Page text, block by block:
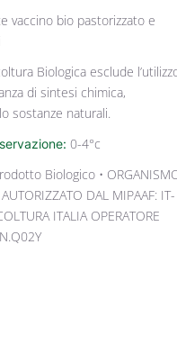
vaccino bio pastorizzato e
Biologica esclude
di sintesi chimica,
sostanze naturali.
0-4°c
Biologico •
DAL MIPAAF: IT-
ITALIA OPERATORE